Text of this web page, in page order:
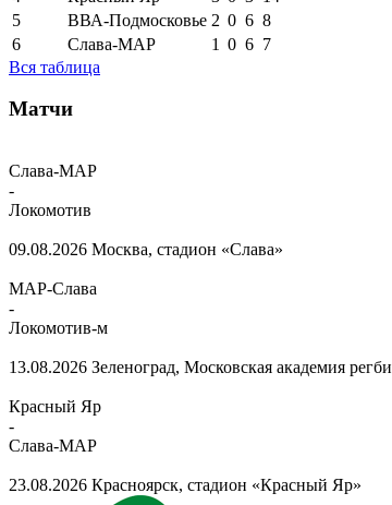
5
ВВА-Подмосковье 2 0 6 8
6
Слава-МАР 1 0 6 7
Вся таблица
Матчи
Слава-МАР
-
Локомотив
09.08.2026 Москва, стадион «Слава»
МАР-Слава
-
Локомотив-м
13.08.2026 Зеленоград, Московская академия регби
Красный Яр
-
Слава-МАР
23.08.2026 Красноярск, стадион «Красный Яр»